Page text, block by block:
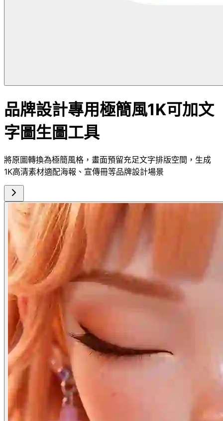
品牌設計專用極簡風1K可加文
字圖生圖工具
將原圖轉換為極簡風格，畫面預留充足文字排版空間，生成
1K高清素材適配海報、宣傳冊等品牌設計場景